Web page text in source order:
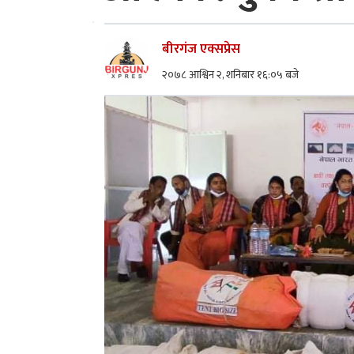
बीरगंज एक्सप्रेस
२०७८ आश्विन २, शनिबार १६:०५ बजे